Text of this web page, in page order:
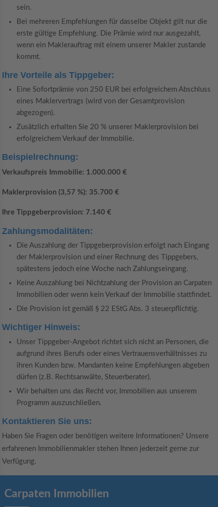
sein.
Bei mehreren Empfehlungen für dasselbe Objekt gilt nur die
erste gültige Empfehlung. Die Prämie wird nur ausgezahlt,
wenn ein Maklerauftrag mit einem unserer Makler zustande
kommt.
Ihre Vorteile als Tippgeber:
Eine Sofortprämie von 250 EUR bei erfolgreichem Abschluss
eines Maklervertrags (wird von der Gesamtprovision
abgezogen).
Zusätzlich erhalten Sie 20 % unserer Maklerprovision bei
erfolgreichem Verkauf der Immobilie.
Beispielrechnung:
Verkaufspreis Immobilie: 1.000.000 €
Maklerprovision (3,57 %): 35.700 €
Ihre Tippgeberprovision: 7.140 €
Zahlungsmodalitäten:
Die Auszahlung der Tippgeberprovision erfolgt nach Eingang
der Maklerprovision und einer Rechnung des Tippgebers,
spätestens jedoch eine Woche nach Zahlungseingang.
Keine Auszahlung bei Nichtzahlung der Provision an Carpaten
Immobilien oder wenn kein Verkauf der Immobilie stattfindet.
Die Provision ist gemäß § 22 EStG Abs. 3 steuerpflichtig.
Wichtiger Hinweis:
Unser Tippgeber-Angebot richtet sich nicht an Personen, die
aufgrund ihres Berufs oder eines Vertrauensverhältnisses zu
ihren Kunden bzw. Mandanten keine Empfehlungen abgeben
dürfen (z.B. Rechtsanwälte, Steuerberater).
Wir behalten uns das Recht vor, Immobilien aus unserem
Programm auszuschließen.
Kontaktieren Sie uns:
Haben Sie Fragen oder benötigen weitere Informationen? Unsere
erfahrenen Immobilienmakler stehen Ihnen jederzeit gerne zur
Verfügung.
Carpaten Immobilien